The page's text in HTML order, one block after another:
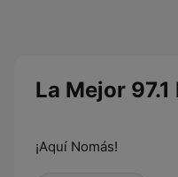
La Mejor 97.1
¡Aquí Nomás!